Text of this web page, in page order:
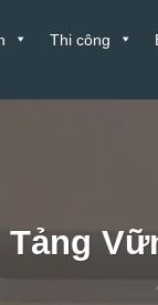
Thi công